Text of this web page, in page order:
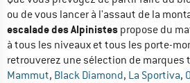
ou de vous lancer à l'assaut de la
escalade des Alpinistes propose du
à tous les niveaux et tous les porte-
retrouverez une sélection de marques
Mammut, Black Diamond, La Sportiva,